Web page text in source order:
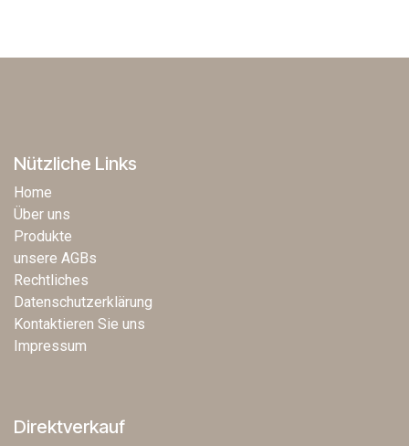
Nützliche Links
Home
Über uns
Produkte
unsere AGBs
Rechtliches
Datenschutzerklärung
Kontaktieren Sie uns
Impressum
Direktverkauf